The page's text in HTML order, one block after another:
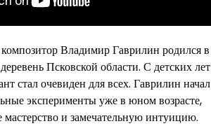
Владимир Гаврилин родился в
Псковской области. С детских лет
стал очевиден для всех. Гаврилин начал
эксперименты уже в юном возрасте,
мастерство и замечательную интуицию.